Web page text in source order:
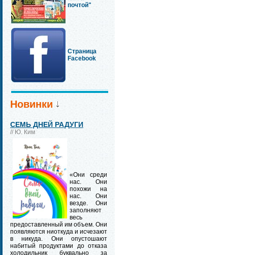
почтой"
Страница
Facebook
Новинки
СЕМЬ ДНЕЙ РАДУГИ
// Ю. Ким
«Они среди
нас. Они
похожи на
нас. Они
везде. Они
заполняют
весь
предоставленный им объем. Они
появляются ниоткуда и исчезают
в никуда. Они опустошают
набитый продуктами до отказа
холодильник буквально за